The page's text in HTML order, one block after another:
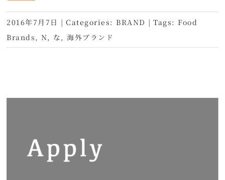
2016年7月7日 | Categories: BRAND | Tags: Food
Brands , N, な ,海外ブランド